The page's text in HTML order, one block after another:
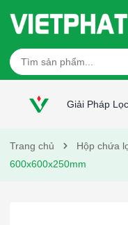
Giải Pháp
Trang chủ Hộp chứa
600x600x250mm